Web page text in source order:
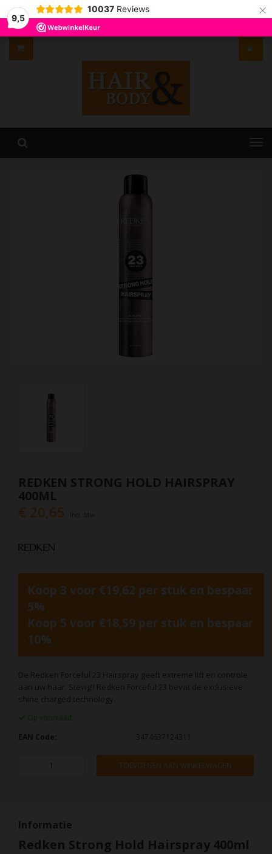
9,5
10037 Reviews ×
REDKEN STRONG HOLD HAIRSPRAY
400ML
€ 20,65
Koop 3 voor €19,62 per stuk en bespaar
5%
Koop 5 voor €18,59 per stuk en bespaar
10%
De Redken Forceful 23 Hairspray geeft extreme lift en controle
aan uw haar. Stevig!! Redken Forceful 23 bevat de exclusieve
shine charged technology.
EAN Code:
3474637124311
TOEVOEGEN AAN WINKELWAGEN
Informatie
Redken Strong Hold Hairspray 400ml